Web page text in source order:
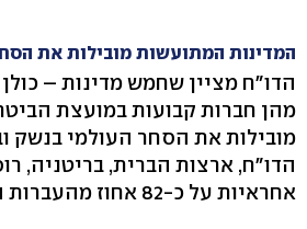
המדינות המתועשות מובילות את
מהן חברות קבועות במועצת
מובילות את הסחר העולמי בנשק
הדו"ח, ארצות הברית, בריטניה,
אחראיות על כ-82 אחוז מהעברות הנשק בעולם.